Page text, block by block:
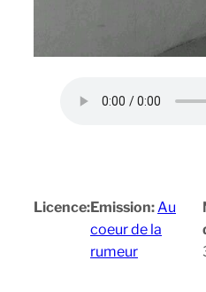
Licence:Emission:Au
coeur de la
rumeur